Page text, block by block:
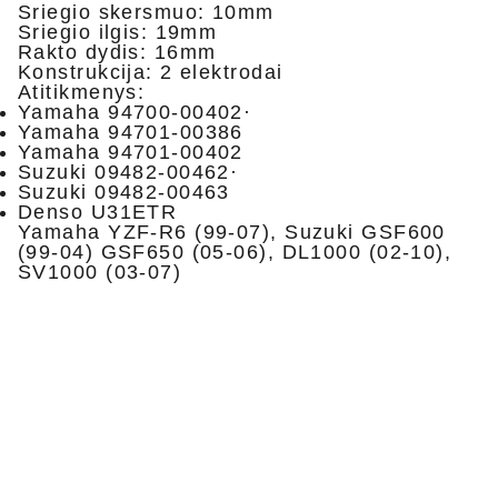
Sriegio skersmuo: 10mm
Sriegio ilgis: 19mm
Rakto dydis: 16mm
Konstrukcija: 2 elektrodai
Atitikmenys:
Yamaha 94700-00402·
Yamaha 94701-00386
Yamaha 94701-00402
Suzuki 09482-00462·
Suzuki 09482-00463
Denso U31ETR
Yamaha YZF-R6 (99-07), Suzuki GSF600
(99-04) GSF650 (05-06), DL1000 (02-10),
SV1000 (03-07)